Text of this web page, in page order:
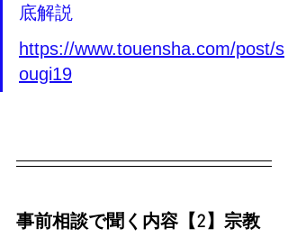
底解説
https://www.touensha.com/post/s
ougi19
事前相談で聞く内容【2】宗教